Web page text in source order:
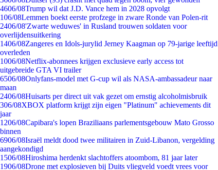
4606/08Trump wil dat J.D. Vance hem in 2028 opvolgt
106/08Lemmen boekt eerste profzege in zware Ronde van Polen-rit
2406/08'Zwarte weduwes' in Rusland trouwen soldaten voor
overlijdensuitkering
1406/08Zangeres en Idols-jurylid Jerney Kaagman op 79-jarige leeftijd
overleden
1006/08Netflix-abonnees krijgen exclusieve early access tot
uitgebreide GTA VI trailer
6506/08Onlyfans-model met G-cup wil als NASA-ambassadeur naar
maan
2406/08Huisarts per direct uit vak gezet om ernstig alcoholmisbruik
306/08XBOX platform krijgt zijn eigen "Platinum" achievements dit
jaar
1206/08Capibara's lopen Braziliaans parlementsgebouw Mato Grosso
binnen
6906/08Israël meldt dood twee militairen in Zuid-Libanon, vergelding
aangekondigd
1506/08Hiroshima herdenkt slachtoffers atoombom, 81 jaar later
1906/08Drone met explosieven bij Duits vliegveld voedt vrees voor